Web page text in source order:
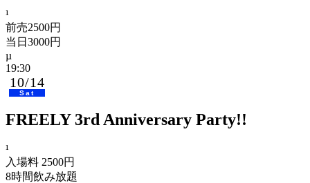
前売2500円
当日3000円
19:30
10/14
Sat
FREELY 3rd Anniversary Party!!
入場料 2500円
8時間飲み放題